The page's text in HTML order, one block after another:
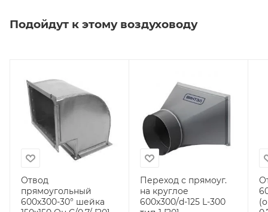
Подойдут к этому воздуховоду
Отвод
прямоугольный
600х300-30° шейка
Переход с прямоуг.
на круглое
600х300/d-125 L-300